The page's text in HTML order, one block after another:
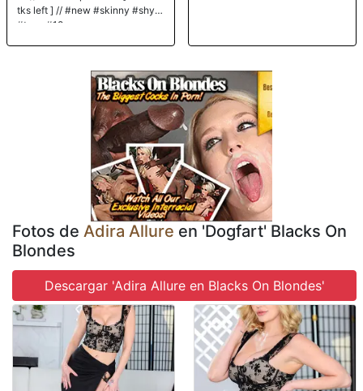
tks left ] // #new #skinny #shy
#teen #18
Fotos de Adira Allure en 'Dogfart' Blacks On
Blondes
Descargar 'Adira Allure en Blacks On Blondes'